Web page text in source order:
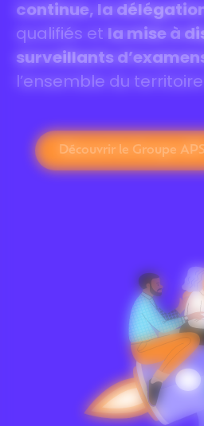
continue, la
qualifiés et
la mise à
surveillants
l’ensemble du
Découvrir le Groupe APS